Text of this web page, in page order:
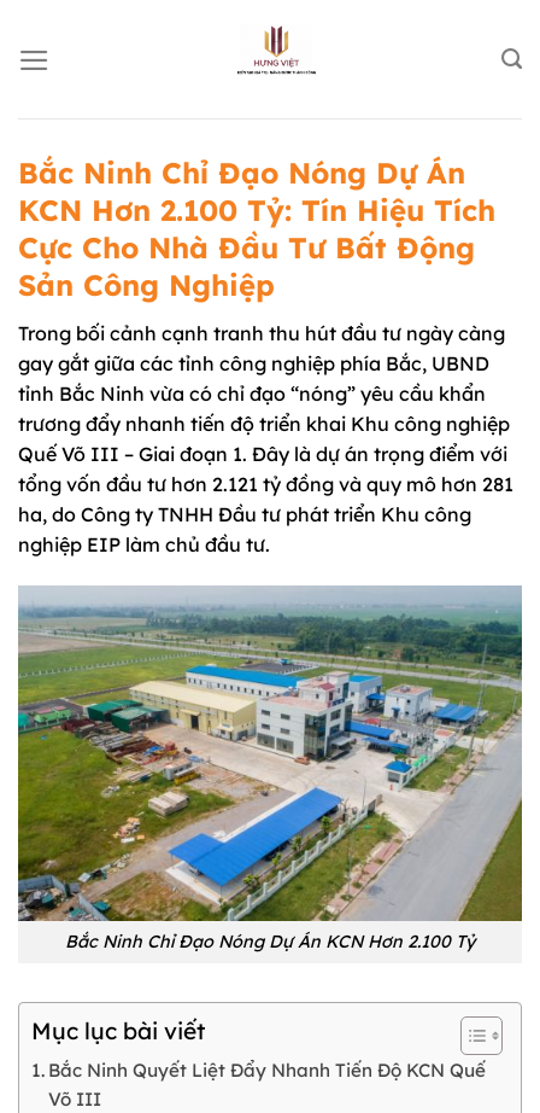
đến
nội
Bắc Ninh Chỉ Đạo Nóng Dự Án
KCN Hơn 2.100 Tỷ: Tín Hiệu Tích
Cực Cho Nhà Đầu Tư Bất Động
Sản Công Nghiệp
Trong bối cảnh cạnh tranh thu hút đầu tư ngày càng
gay gắt giữa các tỉnh công nghiệp phía Bắc, UBND
tỉnh Bắc Ninh vừa có chỉ đạo “nóng” yêu cầu khẩn
trương đẩy nhanh tiến độ triển khai Khu công nghiệp
Quế Võ III – Giai đoạn 1. Đây là dự án trọng điểm với
tổng vốn đầu tư hơn 2.121 tỷ đồng và quy mô hơn 281
ha, do Công ty TNHH Đầu tư phát triển Khu công
nghiệp EIP làm chủ đầu tư.
Bắc Ninh Chỉ Đạo Nóng Dự Án KCN Hơn 2.100 Tỷ
Mục lục bài viết
Bắc Ninh Quyết Liệt Đẩy Nhanh Tiến Độ KCN Quế
Võ III